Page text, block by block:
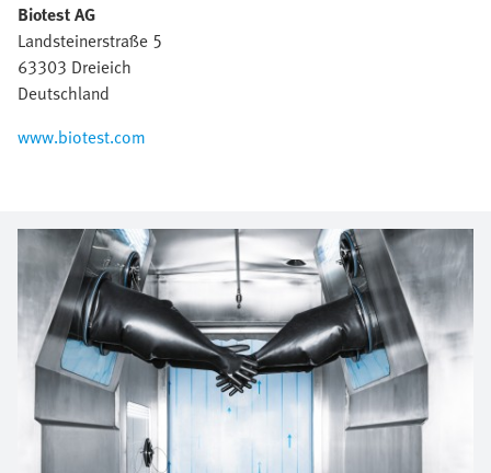
Biotest AG
Landsteinerstraße 5
63303 Dreieich
Deutschland
www.biotest.com